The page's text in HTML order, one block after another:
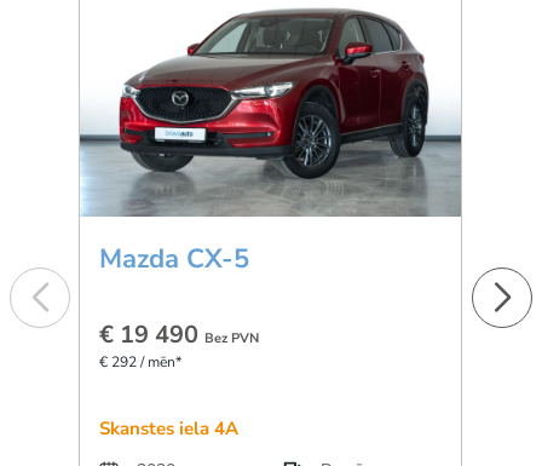
Mazda CX-5
€ 19 490 Bez PVN
€ 292 / mēn*
Skanstes iela 4A
€